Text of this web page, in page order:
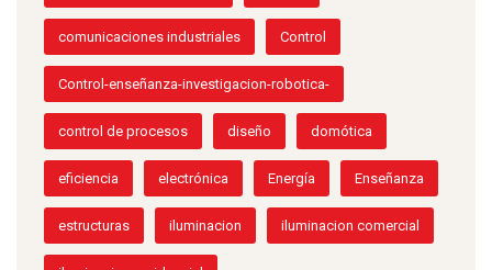
comunicaciones industriales Control
Control-enseñanza-investigacion-robotica-
control de procesos diseño domótica
eficiencia electrónica Energía Enseñanza
estructuras iluminacion iluminacion comercial